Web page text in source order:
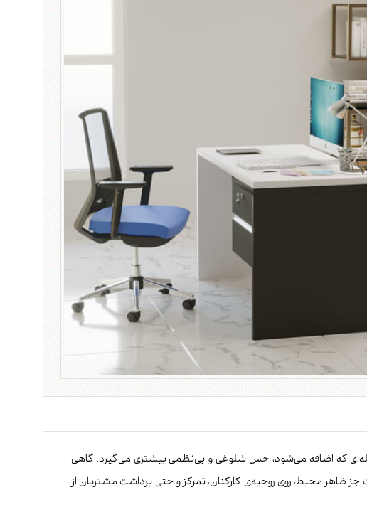
که اضافه می‌شود، حس شلوغی و بی‌نظمی بیشتری می‌گیرد. گاهی
ظاهر محیط، روی روحیه‌ی کارکنان، تمرکز و حتی برداشت مشتریان از